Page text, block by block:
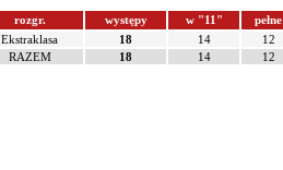
rozgr. występy w "11"
pełne
Ekstraklasa 18 14
12
RAZEM 18 14 12